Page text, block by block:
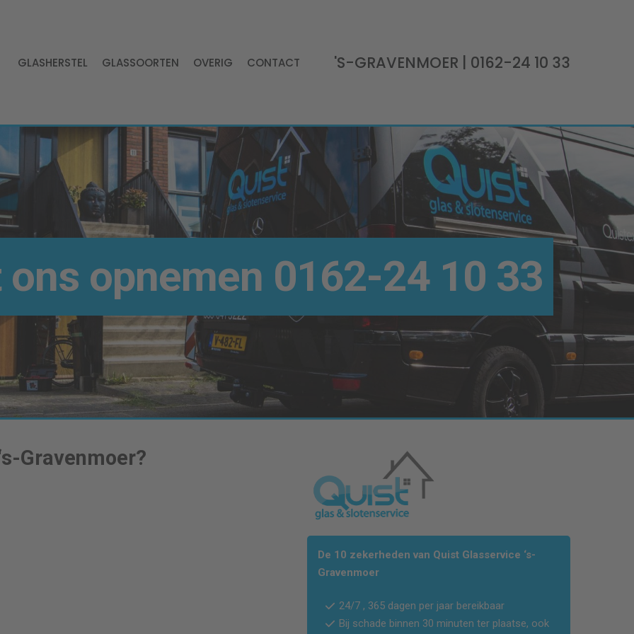
GLASHERSTEL GLASSOORTEN OVERIG CONTACT 'S-GRAVENMOER | 0162-24 10 33
opnemen 0162-24 10 33
Gravenmoer?
De 10 zekerheden van Quist Glasservice ‘s-
Gravenmoer
24/7 , 365 dagen per jaar bereikbaar
Bij schade binnen 30 minuten ter plaatse, ook